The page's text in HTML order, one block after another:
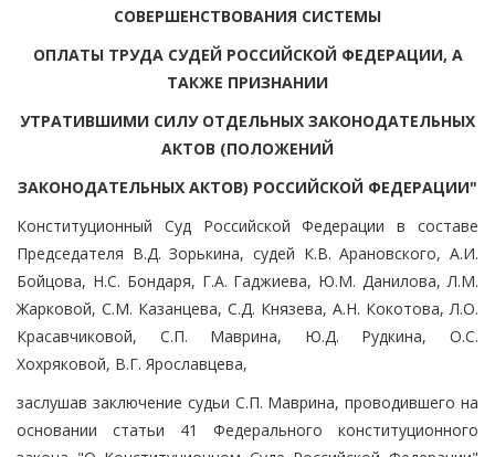
СОВЕРШЕНСТВОВАНИЯ СИСТЕМЫ
ОПЛАТЫ ТРУДА СУДЕЙ РОССИЙСКОЙ ФЕДЕРАЦИИ, А
ТАКЖЕ ПРИЗНАНИИ
УТРАТИВШИМИ СИЛУ ОТДЕЛЬНЫХ ЗАКОНОДАТЕЛЬНЫХ
АКТОВ (ПОЛОЖЕНИЙ
ЗАКОНОДАТЕЛЬНЫХ АКТОВ) РОССИЙСКОЙ ФЕДЕРАЦИИ"
Конституционный Суд Российской Федерации в составе
Председателя В.Д. Зорькина, судей К.В. Арановского, А.И.
Бойцова, Н.С. Бондаря, Г.А. Гаджиева, Ю.М. Данилова, Л.М.
Жарковой, С.М. Казанцева, С.Д. Князева, А.Н. Кокотова, Л.О.
Красавчиковой, С.П. Маврина, Ю.Д. Рудкина, О.С.
Хохряковой, В.Г. Ярославцева,
заслушав заключение судьи С.П. Маврина, проводившего на
основании статьи 41 Федерального конституционного